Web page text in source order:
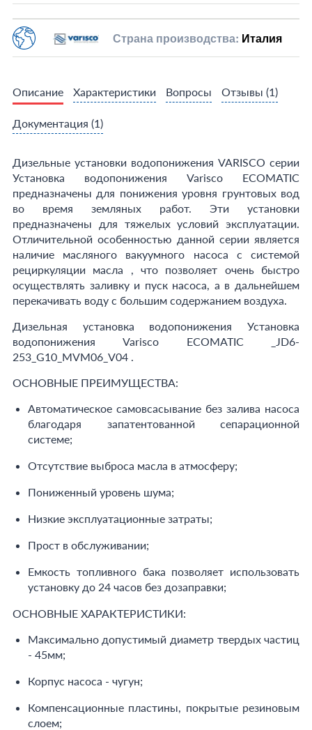
Страна производства: Италия
Описание Характеристики Вопросы Отзывы (1)
Документация (1)
Дизельные установки водопонижения VARISCO серии
Установка водопонижения Varisco ECOMATIC
предназначены для понижения уровня грунтовых вод
во время земляных работ. Эти установки
предназначены для тяжелых условий эксплуатации.
Отличительной особенностью данной серии является
наличие масляного вакуумного насоса с системой
рециркуляции масла , что позволяет очень быстро
осуществлять заливку и пуск насоса, а в дальнейшем
перекачивать воду с большим содержанием воздуха.
Дизельная установка водопонижения Установка
водопонижения Varisco ECOMATIC _JD6-
253_G10_MVM06_V04 .
ОСНОВНЫЕ ПРЕИМУЩЕСТВА:
Автоматическое самовсасывание без залива насоса
благодаря запатентованной сепарационной
системе;
Отсутствие выброса масла в атмосферу;
Пониженный уровень шума;
Низкие эксплуатационные затраты;
Прост в обслуживании;
Емкость топливного бака позволяет использовать
установку до 24 часов без дозаправки;
ОСНОВНЫЕ ХАРАКТЕРИСТИКИ:
Максимально допустимый диаметр твердых частиц
- 45мм;
Корпус насоса - чугун;
Компенсационные пластины, покрытые резиновым
слоем;